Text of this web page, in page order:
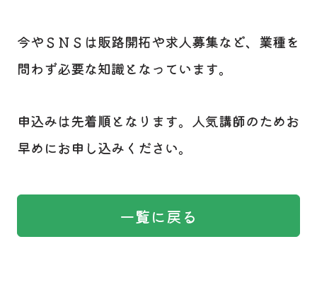
今やＳＮＳは販路開拓や求人募集など、業種を
問わず必要な知識となっています。
申込みは先着順となります。人気講師のためお
早めにお申し込みください。
一覧に戻る